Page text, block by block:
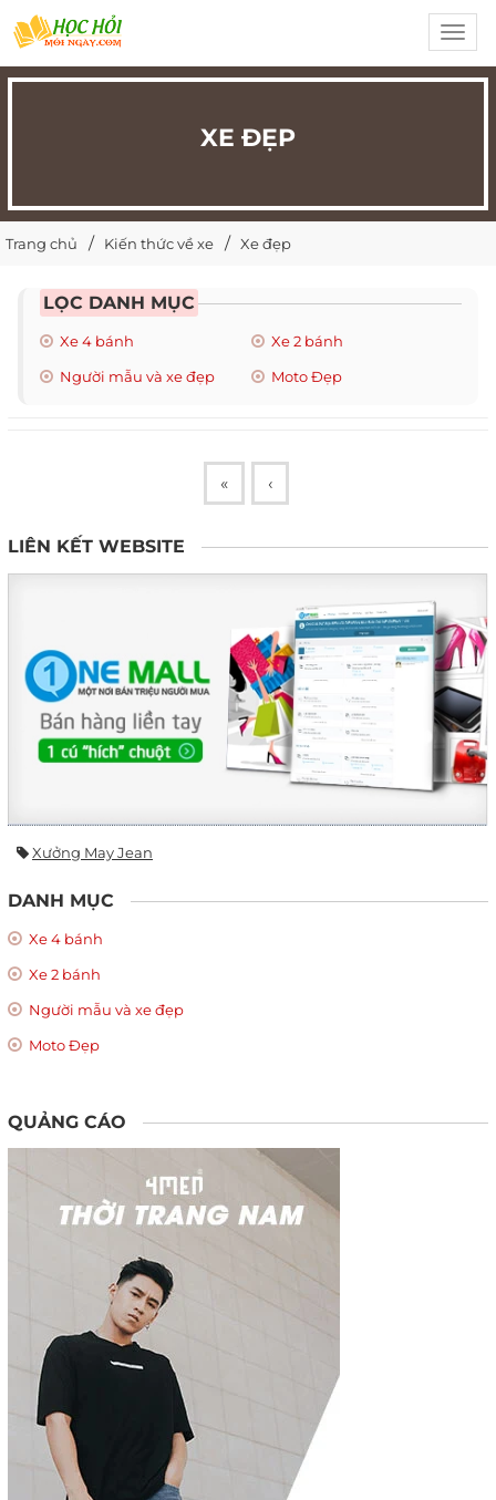
XE ĐẸP
Trang chủ Kiến thức về xe Xe đẹp
LỌC DANH MỤC
Xe 4 bánh
Xe 2 bánh
Người mẫu và xe đẹp
Moto Đẹp
« ‹
LIÊN KẾT WEBSITE
Xưởng May Jean
DANH MỤC
Xe 4 bánh
Xe 2 bánh
Người mẫu và xe đẹp
Moto Đẹp
QUẢNG CÁO